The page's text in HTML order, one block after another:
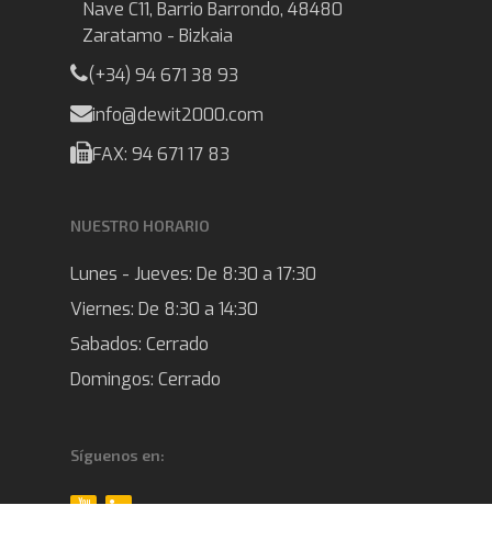
Nave C11, Barrio Barrondo, 48480
Zaratamo - Bizkaia
(+34) 94 671 38 93
info@dewit2000.com
FAX: 94 671 17 83
NUESTRO HORARIO
Lunes - Jueves: De 8:30 a 17:30
Viernes: De 8:30 a 14:30
Sabados: Cerrado
Domingos: Cerrado
Síguenos en: